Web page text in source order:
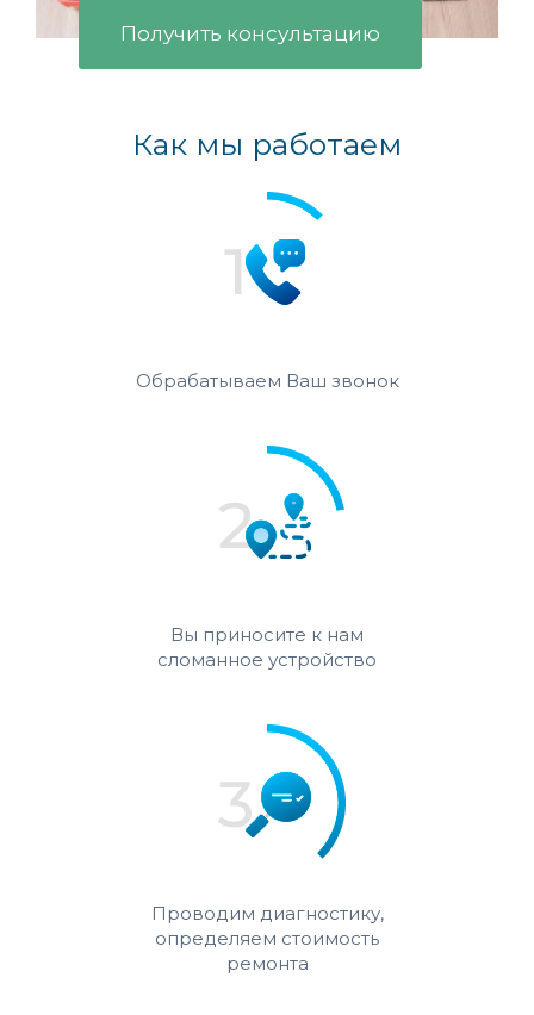
Получить консультацию
Как мы работаем
Обрабатываем Ваш звонок
Вы приносите к нам
сломанное устройство
Проводим диагностику,
определяем стоимость
ремонта